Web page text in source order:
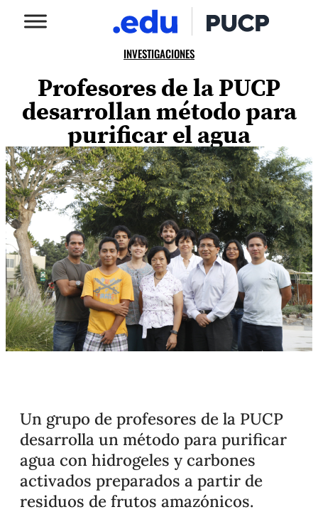
INVESTIGACIONES
Profesores de la PUCP
desarrollan método para
purificar el agua
Un grupo de profesores de la PUCP
desarrolla un método para purificar
agua con hidrogeles y carbones
activados preparados a partir de
residuos de frutos amazónicos.